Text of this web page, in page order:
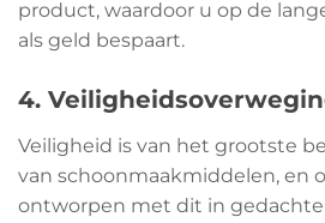
product, waardoor u op de
als geld bespaart.
4.
Veiligheid is van het grootste
van schoonmaakmiddelen, en
ontworpen met dit in